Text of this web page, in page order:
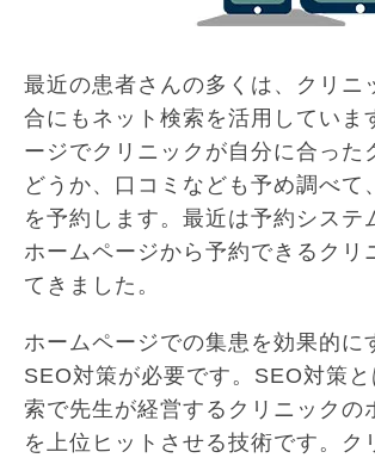
最近の患者さんの多くは、クリニ
合にもネット検索を活用していま
ージでクリニックが自分に合った
どうか、口コミなども予め調べて
を予約します。最近は予約システ
ホームページから予約できるクリ
てきました。
ホームページでの集患を効果的に
SEO対策が必要です。SEO対策
索で先生が経営するクリニックの
を上位ヒットさせる技術です。ク